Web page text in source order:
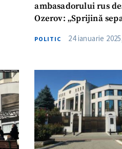
ambasadorului rus
Ozerov: „Sprijină
adresa securității
POLITIC 24 ianuarie